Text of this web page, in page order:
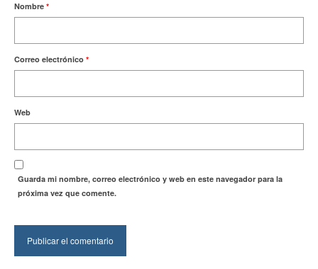
Nombre *
Correo electrónico *
Web
Guarda mi nombre, correo electrónico y web en este navegador para la
próxima vez que comente.